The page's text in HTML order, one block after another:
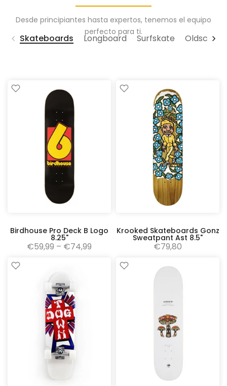
Desde principiantes hasta expertos, tenemos el equipo
perfecto para ti.
Skateboards Longboard Surfskate Oldschool
Birdhouse Pro Deck B Logo
8.25"
€59,99 – €74,99
Krooked Skateboards Gonz
Sweatpant Ast 8.5"
€79,80